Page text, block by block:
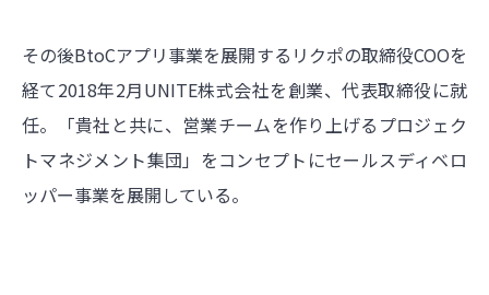
その後BtoCアプリ事業を展開するリクポの取締役COOを
経て2018年2月UNITE株式会社を創業、代表取締役に就
任。「貴社と共に、営業チームを作り上げるプロジェク
トマネジメント集団」をコンセプトにセールスディベロ
ッパー事業を展開している。